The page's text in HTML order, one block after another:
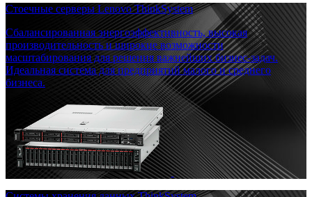
Стоечные серверы Lenovo ThinkSystem
Сбалансированная энергоэффективность, высокая
производительность и широкие возможности
масштабирования для решения важнейших бизнес-задач.
Идеальная система для предприятий малого и среднего
бизнеса.